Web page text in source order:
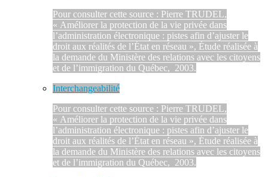
Pour consulter cette source : Pierre TRUDEL,
« Améliorer la protection de la vie privée dans
l’administration électronique : pistes afin d’ajuster le
droit aux réalités de l’État en réseau », Étude réalisée à
la demande du Ministère des relations avec les citoyens
et de l’immigration du Québec, 2003.
Interchangeabilité
Pour consulter cette source : Pierre TRUDEL,
« Améliorer la protection de la vie privée dans
l’administration électronique : pistes afin d’ajuster le
droit aux réalités de l’État en réseau », Étude réalisée à
la demande du Ministère des relations avec les citoyens
et de l’immigration du Québec, 2003.